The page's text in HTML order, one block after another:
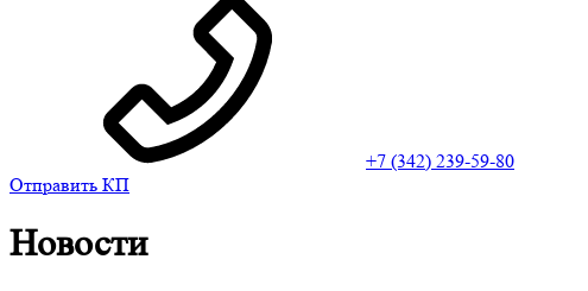
+7 (342) 239-59-80
Отправить КП
Новости